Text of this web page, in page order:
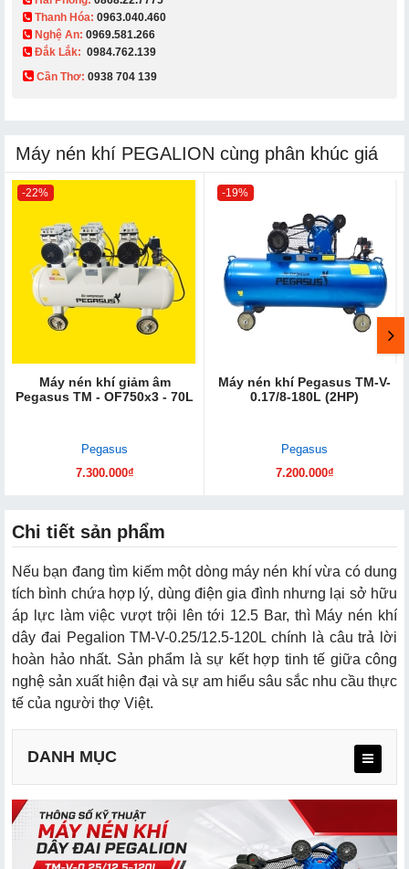
Thanh Hóa: 0963.040.460
Nghệ An: 0969.581.266
Đắk Lắk: 0984.762.139
Cần Thơ: 0938 704 139​
Máy nén khí PEGALION cùng phân khúc giá
-22%
Máy nén khí giảm âm
Pegasus TM - OF750x3 - 70L
Pegasus
7.300.000₫
-19%
Máy nén khí Pegasus TM-V-
0.17/8-180L (2HP)
Pegasus
7.200.000₫
Chi tiết sản phẩm
Nếu bạn đang tìm kiếm một dòng máy nén khí vừa có dung
tích bình chứa hợp lý, dùng điện gia đình nhưng lại sở hữu
áp lực làm việc vượt trội lên tới 12.5 Bar, thì Máy nén khí
dây đai Pegalion TM-V-0.25/12.5-120L chính là câu trả lời
hoàn hảo nhất. Sản phẩm là sự kết hợp tinh tế giữa công
nghệ sản xuất hiện đại và sự am hiểu sâu sắc nhu cầu thực
tế của người thợ Việt.
DANH MỤC